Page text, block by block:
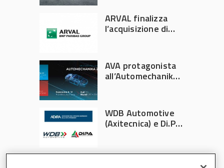
ARVAL finalizza
l’acquisizione di
AVA protagonista
all’Automechanika
WDB Automotive
(Axitecnica) e Di.Pa.